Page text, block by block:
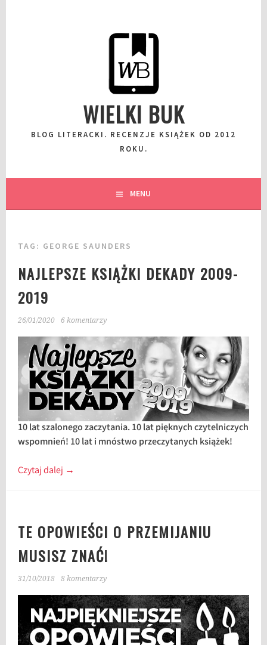
WIELKI BUK
BLOG LITERACKI. RECENZJE KSIĄŻEK OD 2012
ROKU.
MENU
TAG: GEORGE SAUNDERS
NAJLEPSZE KSIĄŻKI DEKADY 2009-
2019
26/01/2020 6 komentarzy
10 lat szalonego zaczytania. 10 lat pięknych czytelniczych
wspomnień! 10 lat i mnóstwo przeczytanych książek!
Czytaj dalej →
TE OPOWIEŚCI O PRZEMIJANIU
MUSISZ ZNAĆ!
31/10/2018 8 komentarzy